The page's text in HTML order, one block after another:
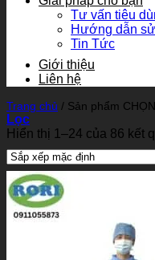
Tư vấn tiêu
Hướng dẫn
Tin Tức
Giới thiệu
Liên hệ
Trang chủ / Sản phẩm
Lọc
Hiển thị 1–24 của 86 kết